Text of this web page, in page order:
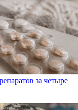
за четыре